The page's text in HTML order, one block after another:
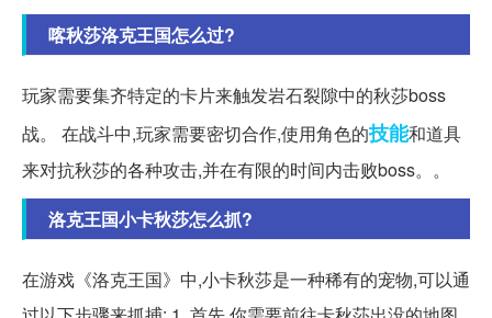
喀秋莎洛克王国怎么过?
玩家需要集齐特定的卡片来触发岩石裂隙中的秋莎boss
战。 在战斗中,玩家需要密切合作,使用角色的技能和道具
来对抗秋莎的各种攻击,并在有限的时间内击败boss。。
洛克王国小卡秋莎怎么抓?
在游戏《洛克王国》中,小卡秋莎是一种稀有的宠物,可以通